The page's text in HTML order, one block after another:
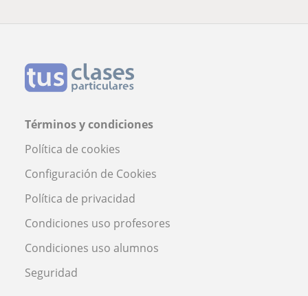
Términos y condiciones
Política de cookies
Configuración de Cookies
Política de privacidad
Condiciones uso profesores
Condiciones uso alumnos
Seguridad